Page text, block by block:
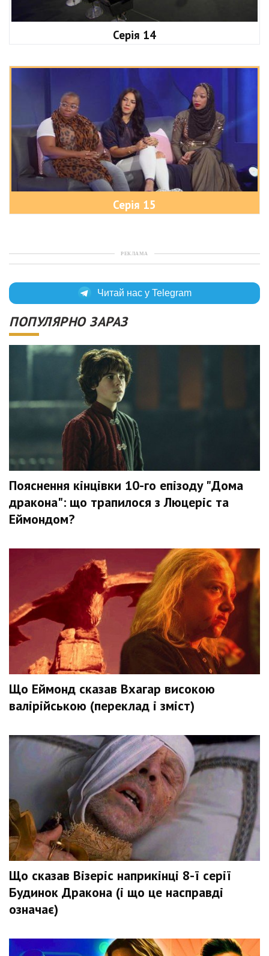
Серія 14
Серія 15
РЕКЛАМА
Читай нас у Telegram
ПОПУЛЯРНО ЗАРАЗ
Пояснення кінцівки 10-го епізоду "Дома
дракона": що трапилося з Люцеріс та
Еймондом?
Що Еймонд сказав Вхагар високою
валірійською (переклад і зміст)
Що сказав Візеріс наприкінці 8-ї серії
Будинок Дракона (і що це насправді
означає)